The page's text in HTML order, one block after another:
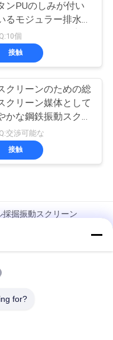
ンPUのしみが付い
るモジュラー排水の
スクリーンの固定
個
接触
クリーンのための総
クリーン媒体として
かな鋼鉄振動スクリ
の金網
交渉可能な
接触
掘振動スクリーン
た材料のスクリーニング
ャリア・スチール・ス
for?